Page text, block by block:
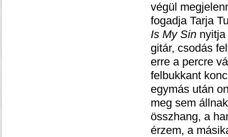
végül
fogadja Tarja
Is My Sin
gitár, csodás
erre a percre
felbukkant
egymás után
meg sem
összhang, a
érzem, a